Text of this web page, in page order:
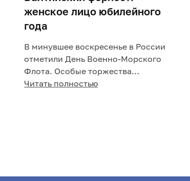
женское лицо юбилейного
года
В минувшее воскресенье в России
отметили День Военно-Морского
Флота. Особые торжества
традиционно проходят в регионах,
Читать полностью